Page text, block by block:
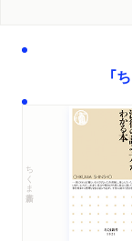
「
ちくま新書